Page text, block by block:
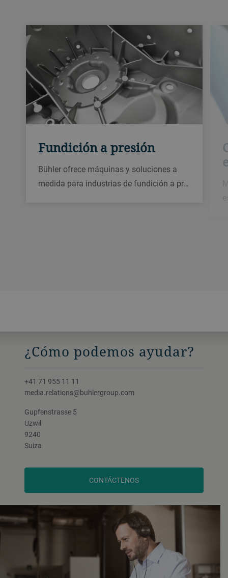
Fundición a presión
Bühler ofrece máquinas y soluciones a
medida para industrias de fundición a pr…
¿Cómo podemos ayudar?
+41 71 955 11 11
media.relations@buhlergroup.com
Gupfenstrasse 5
Uzwil
9240
Suiza
CONTÁCTENOS